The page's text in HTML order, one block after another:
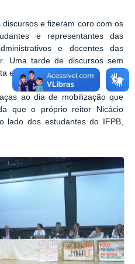
e fizeram coro com os
e representantes das
e docentes das
Uma tarde de discursos sem
estabelecida pela ALE.
ao dia de mobilização que
que o próprio reitor Nicácio
lado dos estudantes do IFPB,